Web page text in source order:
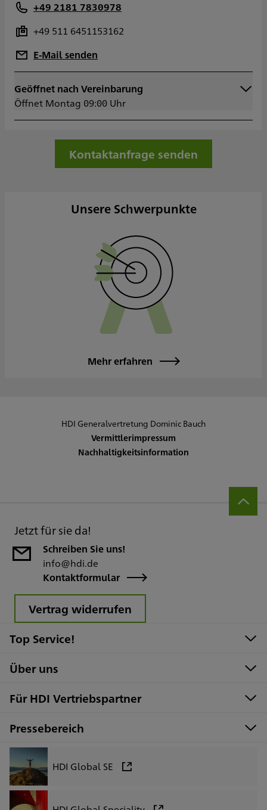
+49 2181 7830978
+49 511 6451153162
E-Mail senden
Geöffnet nach Vereinbarung
Öffnet Montag 09:00 Uhr
Montag
Dienstag
Mittwoch
09:00 - 16:00
Kontaktanfrage senden
Unsere Schwerpunkte
Mehr erfahren
HDI Generalvertretung Dominic Bauch
Vermittlerimpressum
Nachhaltigkeitsinformation
Jetzt für sie da!
Schreiben Sie uns!
info@hdi.de
Kontaktformular
Vertrag widerrufen
Top Service!
Über uns
Für HDI Vertriebspartner
Pressebereich
HDI Global SE